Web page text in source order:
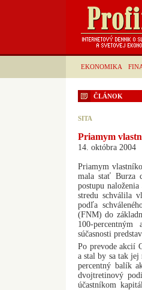
EKONOMIKA
ČLÁNOK
SITA
Priamym
14. októbra 2004
Priamym
mala stať Burza
postupu
stredu schválila
podľa
(FNM) do
100-
súčasnosti
Po prevode akcií
a stal by sa tak
percentný balík
dvojtretinový
účastníkom